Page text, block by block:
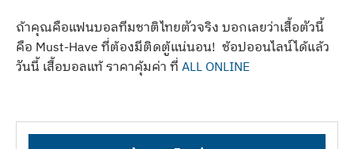
ถ้าคุณคือแฟนบอลทีมชาติไทยตัวจริง บอกเลยว่าเสื้อตัวนี้
คือ Must-Have ที่ต้องมีติดตู้แน่นอน! ช้อปออนไลน์ได้แล้ว
วันนี้ เสื้อบอลแท้ ราคาคุ้มค่า ที่ALL ONLINE